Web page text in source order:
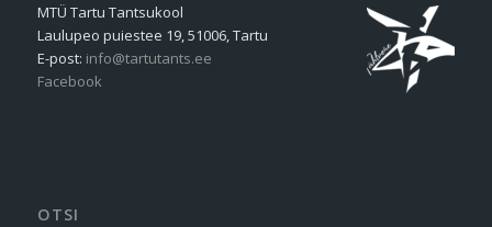
MTÜ Tartu Tantsukool
Laulupeo puiestee 19, 51006, Tartu
E-post: info@tartutants.ee
Facebook
OTSI